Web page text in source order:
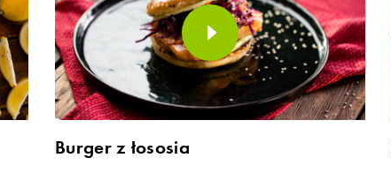
Burger z łososia